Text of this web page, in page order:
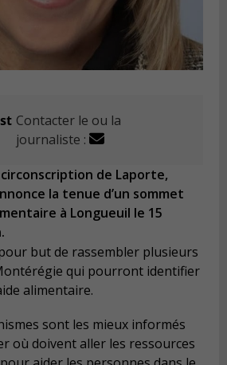
Contacter le ou la
journaliste :
de Laporte,
la tenue d’un sommet
à Longueuil le 15
but de rassembler plusieurs
qui pourront identifier
alimentaire.
sont les mieux informés
où doivent aller les ressources